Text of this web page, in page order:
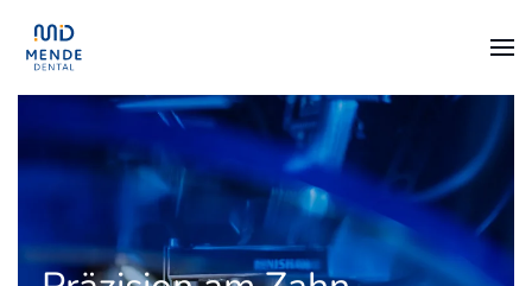
Zum Hauptinhalt springen